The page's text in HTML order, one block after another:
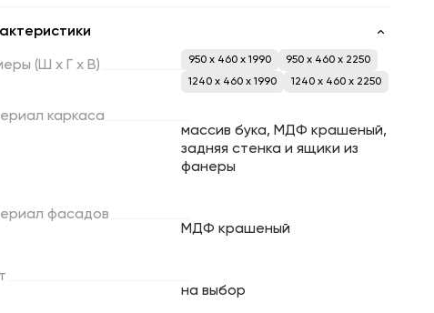
(Ш х Г х В) 950 x 460 x 1990
950 x 460 x 2250
1240 x 460 x 1990
1240 x 460 x 2250
каркаса
массив бука, МДФ крашеный,
задняя стенка и ящики из
фанеры
фасадов
МДФ крашеный
на выбор